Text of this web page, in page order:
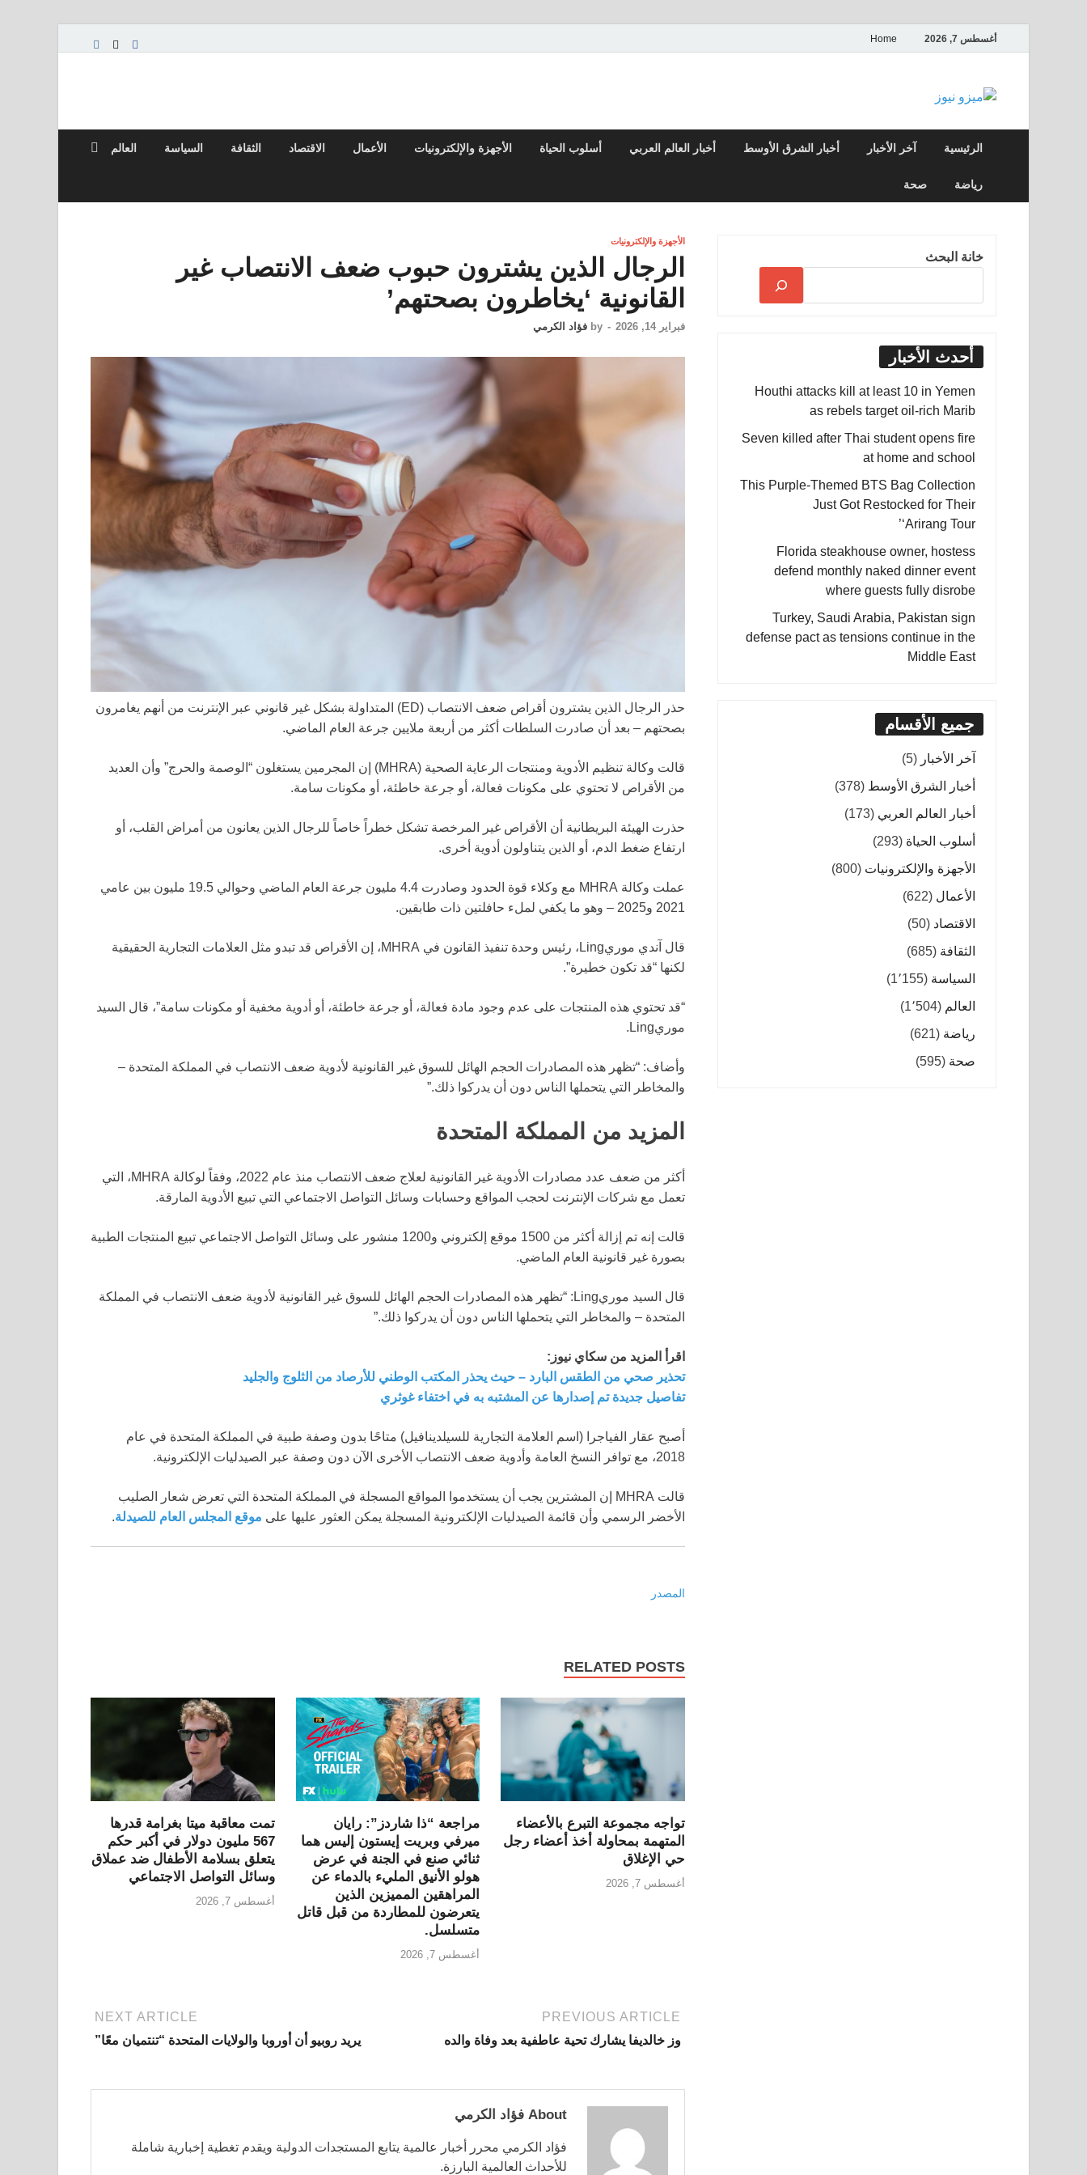
أغسطس 7, 2026 Home
ميزو نيوز
الرئيسية آخر الأخبار أخبار الشرق الأوسط أخبار العالم العربي أسلوب الحياة الأجهزة والإلكترونيات الأعمال الاقتصاد الثقافة السياسة العالم
رياضة صحة
الأجهزة والإلكترونيات
الرجال الذين يشترون حبوب ضعف الانتصاب غير
القانونية ‘يخاطرون بصحتهم’
فبراير 14, 2026 -
by فؤاد الكرمي
حذر الرجال الذين يشترون أقراص ضعف الانتصاب (ED) المتداولة بشكل غير قانوني عبر الإنترنت من أنهم يغامرون
بصحتهم – بعد أن صادرت السلطات أكثر من أربعة ملايين جرعة العام الماضي.
قالت وكالة تنظيم الأدوية ومنتجات الرعاية الصحية (MHRA) إن المجرمين يستغلون “الوصمة والحرج” وأن العديد
من الأقراص لا تحتوي على مكونات فعالة، أو جرعة خاطئة، أو مكونات سامة.
حذرت الهيئة البريطانية أن الأقراص غير المرخصة تشكل خطراً خاصاً للرجال الذين يعانون من أمراض القلب، أو
ارتفاع ضغط الدم، أو الذين يتناولون أدوية أخرى.
عملت وكالة MHRA مع وكلاء قوة الحدود وصادرت 4.4 مليون جرعة العام الماضي وحوالي 19.5 مليون بين عامي
2021 و2025 – وهو ما يكفي لملء حافلتين ذات طابقين.
قال آندي موريLing، رئيس وحدة تنفيذ القانون في MHRA، إن الأقراص قد تبدو مثل العلامات التجارية الحقيقية
لكنها “قد تكون خطيرة”.
“قد تحتوي هذه المنتجات على عدم وجود مادة فعالة، أو جرعة خاطئة، أو أدوية مخفية أو مكونات سامة”، قال السيد
موريLing.
وأضاف: “تظهر هذه المصادرات الحجم الهائل للسوق غير القانونية لأدوية ضعف الانتصاب في المملكة المتحدة –
والمخاطر التي يتحملها الناس دون أن يدركوا ذلك.”
المزيد من المملكة المتحدة
أكثر من ضعف عدد مصادرات الأدوية غير القانونية لعلاج ضعف الانتصاب منذ عام 2022، وفقاً لوكالة MHRA، التي
تعمل مع شركات الإنترنت لحجب المواقع وحسابات وسائل التواصل الاجتماعي التي تبيع الأدوية المارقة.
قالت إنه تم إزالة أكثر من 1500 موقع إلكتروني و1200 منشور على وسائل التواصل الاجتماعي تبيع المنتجات الطبية
بصورة غير قانونية العام الماضي.
قال السيد موريLing: “تظهر هذه المصادرات الحجم الهائل للسوق غير القانونية لأدوية ضعف الانتصاب في المملكة
المتحدة – والمخاطر التي يتحملها الناس دون أن يدركوا ذلك.”
اقرأ المزيد من سكاي نيوز:
تحذير صحي من الطقس البارد – حيث يحذر المكتب الوطني للأرصاد من الثلوج والجليد
تفاصيل جديدة تم إصدارها عن المشتبه به في اختفاء غوثري
أصبح عقار الفياجرا (اسم العلامة التجارية للسيلدينافيل) متاحًا بدون وصفة طبية في المملكة المتحدة في عام
2018، مع توافر النسخ العامة وأدوية ضعف الانتصاب الأخرى الآن دون وصفة عبر الصيدليات الإلكترونية.
قالت MHRA إن المشترين يجب أن يستخدموا المواقع المسجلة في المملكة المتحدة التي تعرض شعار الصليب
الأخضر الرسمي وأن قائمة الصيدليات الإلكترونية المسجلة يمكن العثور عليها على موقع المجلس العام للصيدلة.
المصدر
RELATED POSTS
تواجه مجموعة التبرع بالأعضاء
المتهمة بمحاولة أخذ أعضاء رجل
حي الإغلاق
أغسطس 7, 2026
مراجعة “ذا شاردز”: رايان
ميرفي وبريت إيستون إليس هما
ثنائي صنع في الجنة في عرض
هولو الأنيق المليء بالدماء عن
المراهقين المميزين الذين
يتعرضون للمطاردة من قبل قاتل
متسلسل.
أغسطس 7, 2026
تمت معاقبة ميتا بغرامة قدرها
567 مليون دولار في أكبر حكم
يتعلق بسلامة الأطفال ضد عملاق
وسائل التواصل الاجتماعي
أغسطس 7, 2026
PREVIOUS ARTICLE
وز خالديفا يشارك تحية عاطفية بعد وفاة والده
NEXT ARTICLE
يريد روبيو أن أوروبا والولايات المتحدة “تنتميان معًا”
About فؤاد الكرمي
فؤاد الكرمي محرر أخبار عالمية يتابع المستجدات الدولية ويقدم تغطية إخبارية شاملة
للأحداث العالمية البارزة.
خانة البحث
أحدث الأخبار
Houthi attacks kill at least 10 in Yemen
as rebels target oil-rich Marib
Seven killed after Thai student opens fire
at home and school
This Purple-Themed BTS Bag Collection
Just Got Restocked for Their
‘Arirang Tour’
Florida steakhouse owner, hostess
defend monthly naked dinner event
where guests fully disrobe
Turkey, Saudi Arabia, Pakistan sign
defense pact as tensions continue in the
Middle East
جميع الأقسام
آخر الأخبار (5)
أخبار الشرق الأوسط (378)
أخبار العالم العربي (173)
أسلوب الحياة (293)
الأجهزة والإلكترونيات (800)
الأعمال (622)
الاقتصاد (50)
الثقافة (685)
السياسة (1٬155)
العالم (1٬504)
رياضة (621)
صحة (595)